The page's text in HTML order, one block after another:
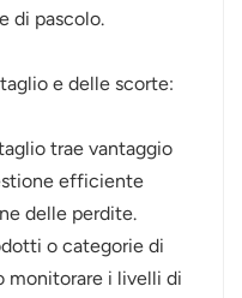
di pascolo.
e delle scorte:
trae vantaggio
efficiente
delle perdite.
o categorie di
monitorare i livelli di